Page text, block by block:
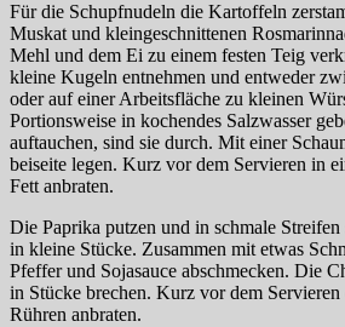
Für die Schupfnudeln die Kartoffeln
Muskat und kleingeschnittenen
Mehl und dem Ei zu einem festen Teig
kleine Kugeln entnehmen und entweder
oder auf einer Arbeitsfläche zu kleinen
Portionsweise in kochendes Salzwasser
auftauchen, sind sie durch. Mit einer
beiseite legen. Kurz vor dem Servieren in
Fett anbraten.
Die Paprika putzen und in schmale
in kleine Stücke. Zusammen mit etwas
Pfeffer und Sojasauce abschmecken. Die
in Stücke brechen. Kurz vor dem Servieren
Rühren anbraten.